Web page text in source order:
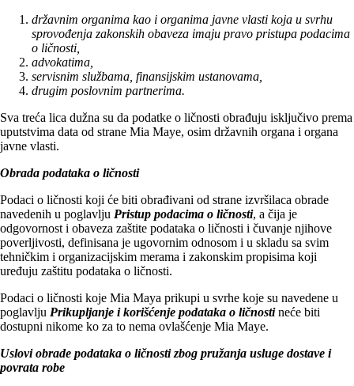
državnim organima kao i organima javne vlasti koja u svrhu
sprovođenja zakonskih obaveza imaju pravo pristupa podacima
o ličnosti,
advokatima,
servisnim službama, finansijskim ustanovama,
drugim poslovnim partnerima.
Sva treća lica dužna su da podatke o ličnosti obrađuju isključivo prema
uputstvima data od strane Mia Maye, osim državnih organa i organa
javne vlasti.
Obrada podataka o ličnosti
Podaci o ličnosti koji će biti obrađivani od strane izvršilaca obrade
navedenih u poglavlju Pristup podacima o ličnosti, a čija je
odgovornost i obaveza zaštite podataka o ličnosti i čuvanje njihove
poverljivosti, definisana je ugovornim odnosom i u skladu sa svim
tehničkim i organizacijskim merama i zakonskim propisima koji
uređuju zaštitu podataka o ličnosti.
Podaci o ličnosti koje Mia Maya prikupi u svrhe koje su navedene u
poglavlju Prikupljanje i korišćenje podataka o ličnosti neće biti
dostupni nikome ko za to nema ovlašćenje Mia Maye.
Uslovi obrade podataka o ličnosti zbog pružanja usluge dostave i
povrata robe